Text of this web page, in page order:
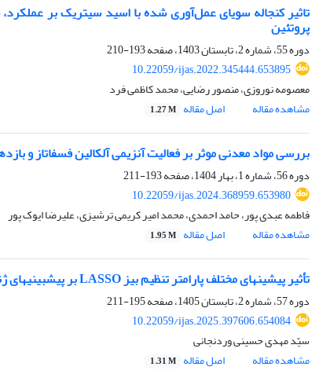
تاثیر کنجاله سویای عمل‌آوری شده با اسید سیتریک بر
پروتئین
دوره 55، شماره 2، تابستان 1403، صفحه
193-210
10.22059/ijas.2022.345444.653895
معصومه نوروزی، منصور رضایی، محمد کاظمی فرد
مشاهده مقاله
اصل مقاله 1.27 M
بررسی مواد معدنی موثر بر فعالیت آنزیمی آلکالین فسفاتاز و
دوره 56، شماره 1، بهار 1404، صفحه
193-211
10.22059/ijas.2024.368959.653980
فاطمه عبدی پور، حامد احمدی، محمد امیر کریمی ترشیزی، علیرضا ایوک پور
مشاهده مقاله
اصل مقاله 1.95 M
تأثیر پیشین‏های مختلف پارامتر تنظیم بیز LASSO بر پیش‏بینی‏های ژنومی صفات با معماری‏های ژنتیکی مختلف
دوره 57، شماره 2، تابستان 1405، صفحه
195-211
10.22059/ijas.2025.397606.654084
سیّد مهدی حسینی وردنجانی
مشاهده مقاله
اصل مقاله 1.31 M